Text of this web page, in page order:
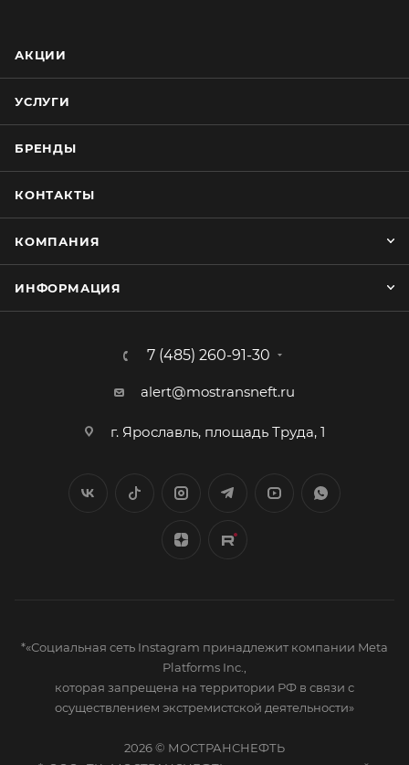
АКЦИИ
УСЛУГИ
БРЕНДЫ
КОНТАКТЫ
КОМПАНИЯ
ИНФОРМАЦИЯ
7 (485) 260-91-30
alert@mostransneft.ru
г. Ярославль, площадь Труда, 1
*«Социальная сеть Instagram принадлежит компании Meta
Platforms Inc.,
которая запрещена на территории РФ в связи с
осуществлением экстремистской деятельности»
2026 © МОСТРАНСНЕФТЬ